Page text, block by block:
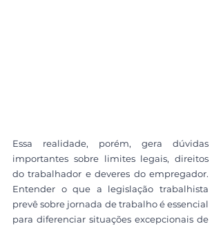
Essa realidade, porém, gera dúvidas
importantes sobre limites legais, direitos
do trabalhador e deveres do empregador.
Entender o que a legislação trabalhista
prevê sobre jornada de trabalho é essencial
para diferenciar situações excepcionais de